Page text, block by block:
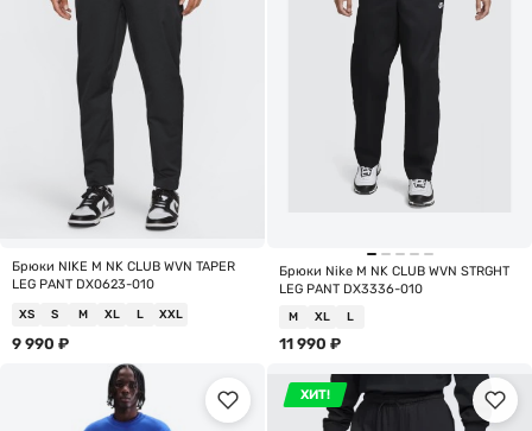
Брюки NIKE M NK CLUB WVN TAPER
LEG PANT DX0623-010
XS S M XL L XXL
9 990 ₽
Брюки Nike M NK CLUB WVN STRGHT
LEG PANT DX3336-010
M XL L
11 990 ₽
ХИТ!